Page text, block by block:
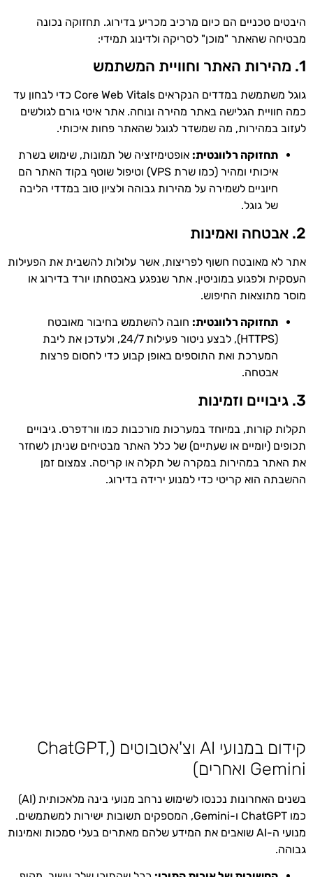
היבטים טכניים הם כיום מרכיב מכריע בדירוג. תחזוקה נכונה
מבטיחה שהאתר "מוכן" לסריקה ולדינוג תמידי:
1. מהירות האתר וחוויית המשתמש
גוגל משתמשת במדדים הנקראים Core Web Vitals כדי לבחון עד
כמה חוויית הגלישה באתר מהירה ונוחה. אתר איטי גורם לגולשים
לעזוב במהירות, מה שמשדר לגוגל שהאתר פחות איכותי.
תחזוקה רלוונטית: אופטימיזציה של תמונות, שימוש בשרת
איכותי ומהיר (כמו שרת VPS) וטיפול שוטף בקוד האתר הם
חיוניים לשמירה על מהירות גבוהה ולציון טוב במדדי הליבה
של גוגל.
2. אבטחה ואמינות
אתר לא מאובטח חשוף לפריצות, אשר עלולות להשבית את הפעילות
העסקית ולפגוע במוניטין. אתר שנפגע באבטחתו יורד בדירוג או
מוסר מתוצאות החיפוש.
תחזוקה רלוונטית: חובה להשתמש בחיבור מאובטח
(HTTPS), לבצע ניטור פעילות 24/7, ולעדכן את ליבת
המערכת ואת התוספים באופן קבוע כדי לחסום פרצות
אבטחה.
3. גיבויים וזמינות
תקלות קורות, במיוחד במערכות מורכבות כמו וורדפרס. גיבויים
תכופים (יומיים או שעתיים) של כלל האתר מבטיחים שניתן לשחזר
את האתר במהירות במקרה של תקלה או קריסה. צמצום זמן
ההשבתה הוא קריטי כדי למנוע ירידה בדירוג.
קידום במנועי AI וצ'אטבוטים (ChatGPT,
Gemini ואחרים)
בשנים האחרונות נכנסו לשימוש נרחב מנועי בינה מלאכותית (AI)
כמו ChatGPT ו-Gemini, המספקים תשובות ישירות למשתמשים.
מנועי ה-AI שואבים את המידע שלהם מאתרים בעלי סמכות ואמינות
גבוהה.